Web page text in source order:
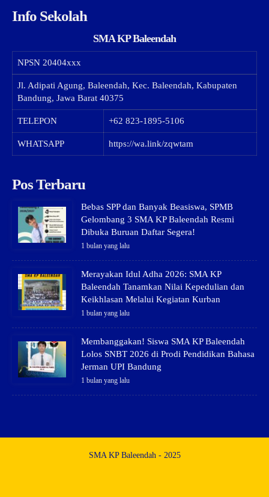
Info Sekolah
SMA KP Baleendah
NPSN 20404xxx
Jl. Adipati Agung, Baleendah, Kec. Baleendah, Kabupaten
Bandung, Jawa Barat 40375
TELEPON +62 823-1895-5106
WHATSAPP https://wa.link/zqwtam
Pos Terbaru
Bebas SPP dan Banyak Beasiswa, SPMB
Gelombang 3 SMA KP Baleendah Resmi
Dibuka Buruan Daftar Segera!
1 bulan yang lalu
Merayakan Idul Adha 2026: SMA KP
Baleendah Tanamkan Nilai Kepedulian dan
Keikhlasan Melalui Kegiatan Kurban
1 bulan yang lalu
Membanggakan! Siswa SMA KP Baleendah
Lolos SNBT 2026 di Prodi Pendidikan Bahasa
Jerman UPI Bandung
1 bulan yang lalu
SMA KP Baleendah - 2025